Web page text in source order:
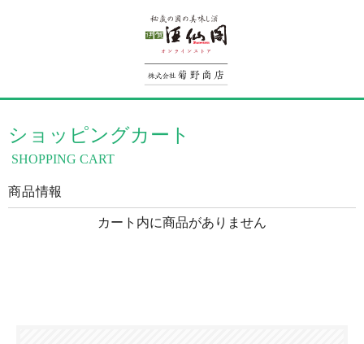
SHOPPING CART
ショッピングカート
商品情報
カート内に商品がありません